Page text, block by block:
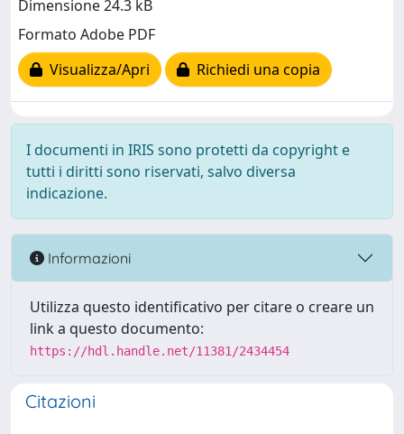
Dimensione 24.3 kB
Formato Adobe PDF
Visualizza/Apri
Richiedi una copia
I documenti in IRIS sono protetti da copyright e
tutti i diritti sono riservati, salvo diversa
indicazione.
Informazioni
Utilizza questo identificativo per citare o creare un
link a questo documento:
https://hdl.handle.net/11381/2434454
Citazioni